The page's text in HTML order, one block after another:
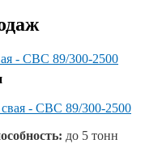
- СВС 89/300-2500
до 5 тонн